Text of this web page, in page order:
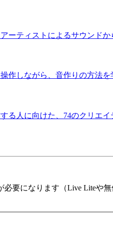
ーティストによるサウンドか
作しながら、音作りの方法を
る人に向けた、74のクリエイ
必要になります（Live Liteや